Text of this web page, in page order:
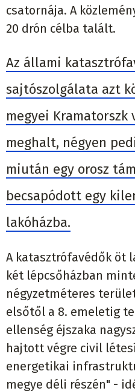
csatornája. A
20 drón célba talált.
Az állami
sajtószolgálata azt
megyei Kramatorszk
meghalt, négyen
miután egy orosz
becsapódott egy
lakóházba.
A katasztrófavédők öt
két lépcsőházban
négyzetméteres
elsőtől a 8. emeletig
ellenség éjszaka
hajtott végre civil
energetikai
megye déli részén" -